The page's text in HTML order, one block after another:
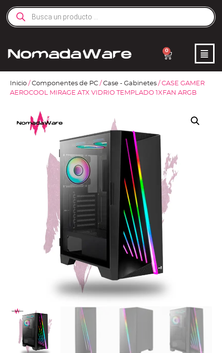
0
Inicio / Componentes de PC / Case - Gabinetes / CASE GAMER
AEROCOOL MIRAGE ATX VIDRIO TEMPLADO 1XFAN ARGB